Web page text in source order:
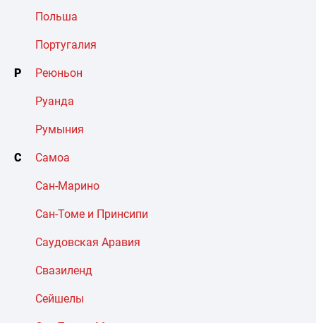
Польша
Португалия
Р Реюньон
Руанда
Румыния
С Самоа
Сан-Марино
Сан-Томе и Принсипи
Саудовская Аравия
Свазиленд
Сейшелы